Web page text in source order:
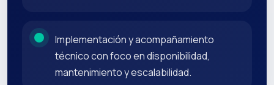
Implementación y acompañamiento
técnico con foco en disponibilidad,
mantenimiento y escalabilidad.